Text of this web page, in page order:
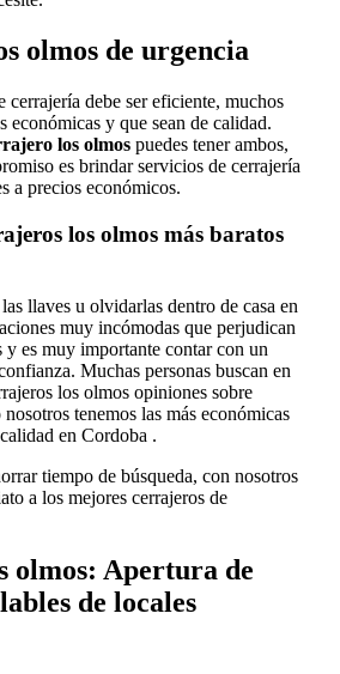
olmos de urgencia
cerrajería debe ser eficiente, muchos
económicas y que sean de calidad.
los olmos puedes tener ambos,
es brindar servicios de cerrajería
a precios económicos.
los olmos más baratos
llaves u olvidarlas dentro de casa en
muy incómodas que perjudican
y es muy importante contar con un
Muchas personas buscan en
los olmos opiniones sobre
tenemos las más económicas
en Cordoba .
tiempo de búsqueda, con nosotros
a los mejores cerrajeros de
olmos: Apertura de
de locales